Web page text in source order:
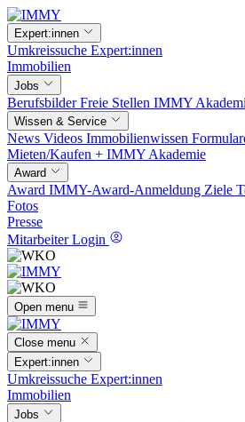
Expert:innen
Umkreissuche Expert:innen
Immobilien
Jobs
BerufsbilderFreie Stellen IMMY
Wissen & Service
News Videos Immobilienwissen
Mieten/Kaufen + IMMY Akademie
Award
Award IMMY-Award-Anmeldung Ziele
Fotos
Presse
Mitarbeiter Login
Open menu
Close menu
Expert:innen
Umkreissuche Expert:innen
Immobilien
Jobs